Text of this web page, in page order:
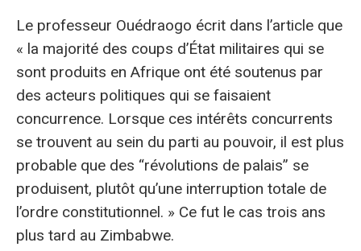
Le professeur Ouédraogo écrit dans l’article que
« la majorité des coups d’État militaires qui se
sont produits en Afrique ont été soutenus par
des acteurs politiques qui se faisaient
concurrence. Lorsque ces intérêts concurrents
se trouvent au sein du parti au pouvoir, il est plus
probable que des “révolutions de palais” se
produisent, plutôt qu’une interruption totale de
l’ordre constitutionnel. » Ce fut le cas trois ans
plus tard au Zimbabwe.